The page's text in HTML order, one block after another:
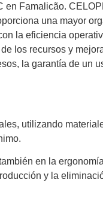
Famalicão.
una mayor
la eficiencia
los recursos y
la garantía de
utilizando
en la
y la